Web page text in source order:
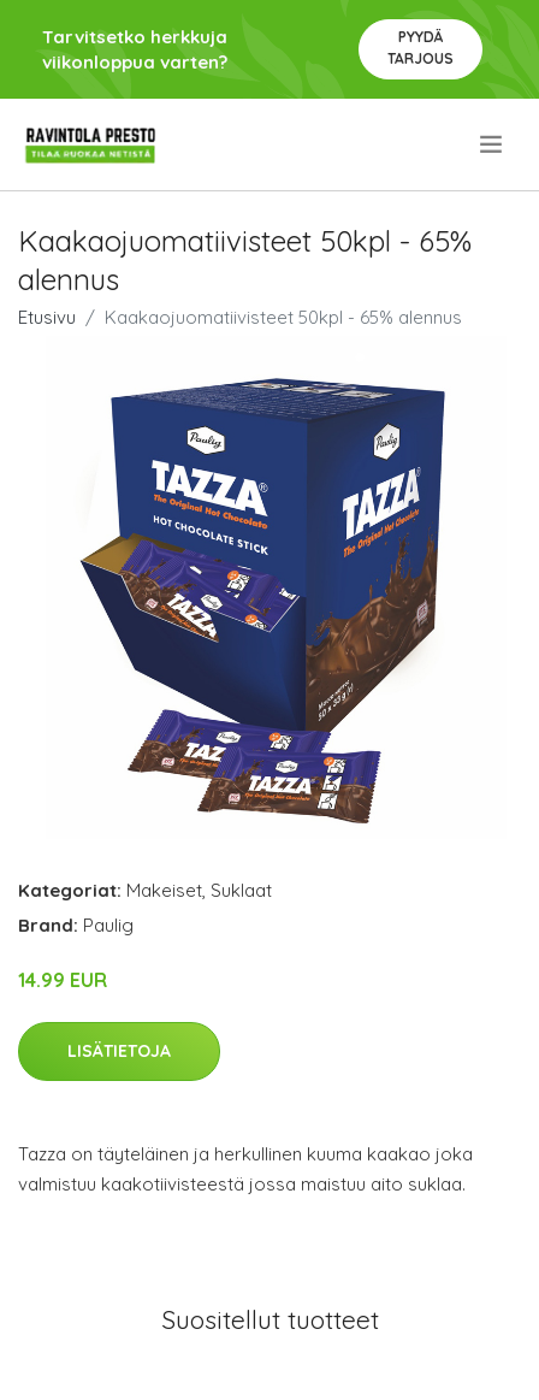
Tarvitsetko herkkuja
viikonloppua varten?
PYYDÄ
TARJOUS
Kaakaojuomatiivisteet 50kpl - 65%
alennus
Etusivu Kaakaojuomatiivisteet 50kpl - 65% alennus
Kategoriat: Makeiset, Suklaat
Brand: Paulig
14.99 EUR
LISÄTIETOJA
Tazza on täyteläinen ja herkullinen kuuma kaakao joka
valmistuu kaakotiivisteestä jossa maistuu aito suklaa.
Suositellut tuotteet